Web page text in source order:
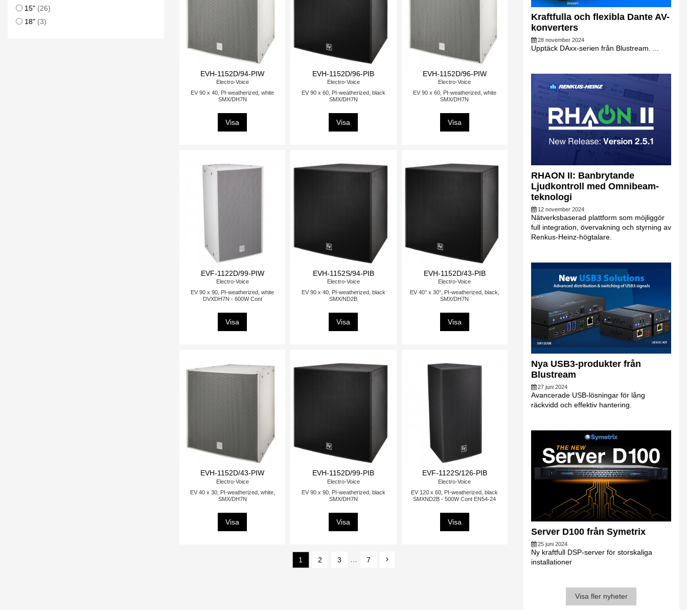
EVH-1152D/94-PIW
Electro-Voice
EV 90 x 40, PI-weatherized, white
SMX/DH7N
Visa
EVH-1152D/96-PIB
Electro-Voice
EV 90 x 60, PI-weatherized, black
SMX/DH7N
Visa
EVH-1152D/96-PIW
Electro-Voice
EV 90 x 60, PI-weatherized, white
SMX/DH7N
Visa
EVF-1122D/99-PIW
Electro-Voice
EV 90 x 90, PI-weatherized, white
DVXDH7N - 600W Cont
Visa
EVH-1152S/94-PIB
Electro-Voice
EV 90 x 40, PI-weatherized, black
SMX/ND2B
Visa
EVH-1152D/43-PIB
Electro-Voice
EV 40° x 30°, PI-weatherized, black,
SMX/DH7N
Visa
EVH-1152D/43-PIW
Electro-Voice
EV 40 x 30, PI-weatherized, white,
SMX/DH7N
Visa
EVH-1152D/99-PIB
Electro-Voice
EV 90 x 90, PI-weatherized, black
SMX/DH7N
Visa
EVF-1122S/126-PIB
Electro-Voice
EV 120 x 60, PI-weatherized, black
SMXND2B - 500W Cont EN54-24
Visa
1 2 3 7
15" (26)
18" (3)
Kraftfulla och flexibla Dante AV-
konverters
28 november 2024
Upptäck DAxx-serien från Blustream. ...
RHAON II: Banbrytande
Ljudkontroll med Omnibeam-
teknologi
12 november 2024
Nätverksbaserad plattform som möjliggör
full integration, övervakning och styrning av
Renkus-Heinz-högtalare.
Nya USB3-produkter från
Blustream
27 juni 2024
Avancerade USB-lösningar för lång
räckvidd och effektiv hantering.
Server D100 från Symetrix
25 juni 2024
Ny kraftfull DSP-server för storskaliga
installationer
Visa fler nyheter